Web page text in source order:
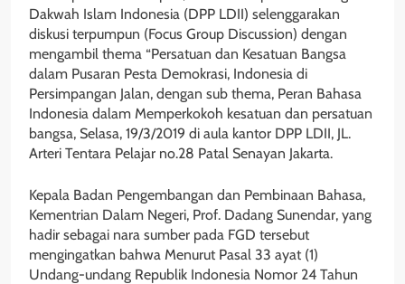
Dakwah Islam Indonesia (DPP LDII) selenggarakan
diskusi terpumpun (Focus Group Discussion) dengan
mengambil thema “Persatuan dan Kesatuan Bangsa
dalam Pusaran Pesta Demokrasi, Indonesia di
Persimpangan Jalan, dengan sub thema, Peran Bahasa
Indonesia dalam Memperkokoh kesatuan dan persatuan
bangsa, Selasa, 19/3/2019 di aula kantor DPP LDII, JL.
Arteri Tentara Pelajar no.28 Patal Senayan Jakarta.
Kepala Badan Pengembangan dan Pembinaan Bahasa,
Kementrian Dalam Negeri, Prof. Dadang Sunendar, yang
hadir sebagai nara sumber pada FGD tersebut
mengingatkan bahwa Menurut Pasal 33 ayat (1)
Undang-undang Republik Indonesia Nomor 24 Tahun